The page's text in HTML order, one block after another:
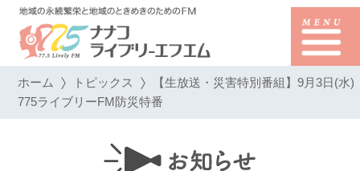
ホーム トピックス 【生放送・災害特別番組】9月3日(水)
775ライブリーFM防災特番